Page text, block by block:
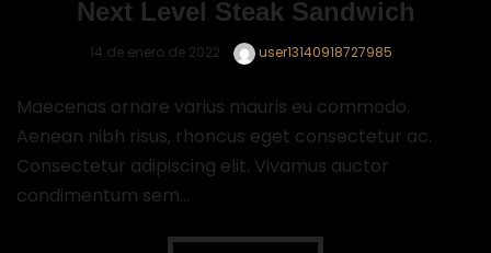
Next Level Steak Sandwich
14 de enero de 2022 user13140918727985
Maecenas ornare varius mauris eu commodo.
Aenean nibh risus, rhoncus eget consectetur ac.
Consectetur adipiscing elit. Vivamus auctor
condimentum sem...